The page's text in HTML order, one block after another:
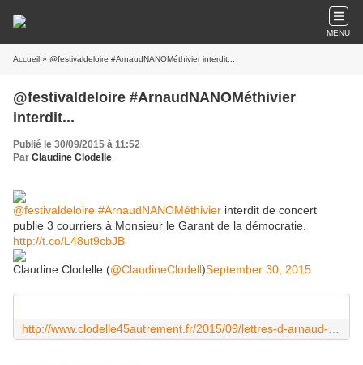
MENU
Accueil » @festivaldeloire #ArnaudNANOMéthivier​ interdit...
@festivaldeloire #ArnaudNANOMéthivier​
interdit...
Publié le 30/09/2015 à 11:52
Par Claudine Clodelle
@festivaldeloire #ArnaudNANOMéthivier ​ interdit de concert
publie 3 courriers à Monsieur le Garant de la démocratie.
http://t.co/L48ut9cbJB
Claudine Clodelle (@ClaudineClodell)September 30, 2015